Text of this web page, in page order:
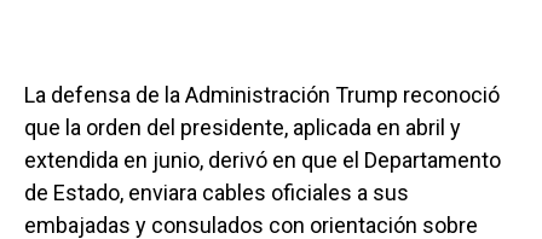
La defensa de la Administración Trump reconoció
que la orden del presidente, aplicada en abril y
extendida en junio, derivó en que el Departamento
de Estado, enviara cables oficiales a sus
embajadas y consulados con orientación sobre